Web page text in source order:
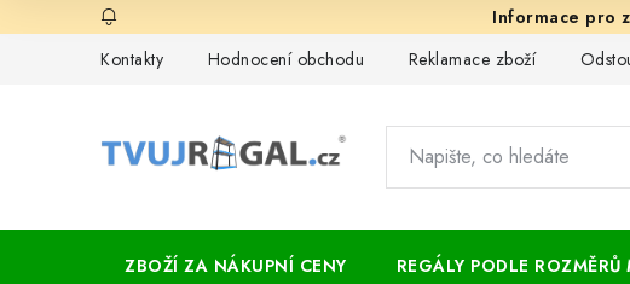
na
Kontakty
Hodnocení obchodu Reklamace zboží
ZBOŽÍ ZA NÁKUPNÍ CENY REGÁLY PODLE